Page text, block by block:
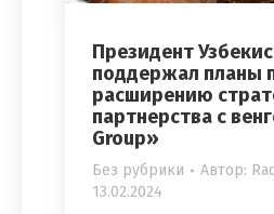
Президент
поддержал планы
расширению
партнерства с
Group»
Без рубрики Автор:
13.02.2024